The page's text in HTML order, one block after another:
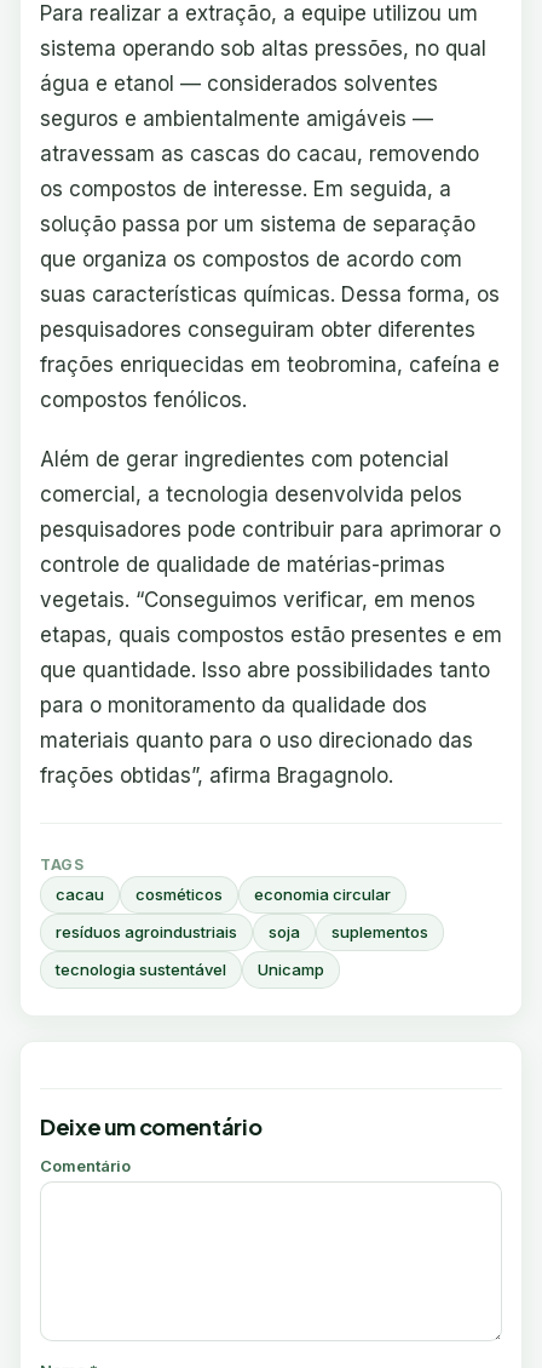
Para realizar a extração, a equipe utilizou um
sistema operando sob altas pressões, no qual
água e etanol — considerados solventes
seguros e ambientalmente amigáveis —
atravessam as cascas do cacau, removendo
os compostos de interesse. Em seguida, a
solução passa por um sistema de separação
que organiza os compostos de acordo com
suas características químicas. Dessa forma, os
pesquisadores conseguiram obter diferentes
frações enriquecidas em teobromina, cafeína e
compostos fenólicos.
Além de gerar ingredientes com potencial
comercial, a tecnologia desenvolvida pelos
pesquisadores pode contribuir para aprimorar o
controle de qualidade de matérias-primas
vegetais. “Conseguimos verificar, em menos
etapas, quais compostos estão presentes e em
que quantidade. Isso abre possibilidades tanto
para o monitoramento da qualidade dos
materiais quanto para o uso direcionado das
frações obtidas”, afirma Bragagnolo.
TAGS
cacau cosméticos
economia circular
resíduos agroindustriais
soja
suplementos
tecnologia sustentável
Unicamp
Deixe um comentário
Comentário